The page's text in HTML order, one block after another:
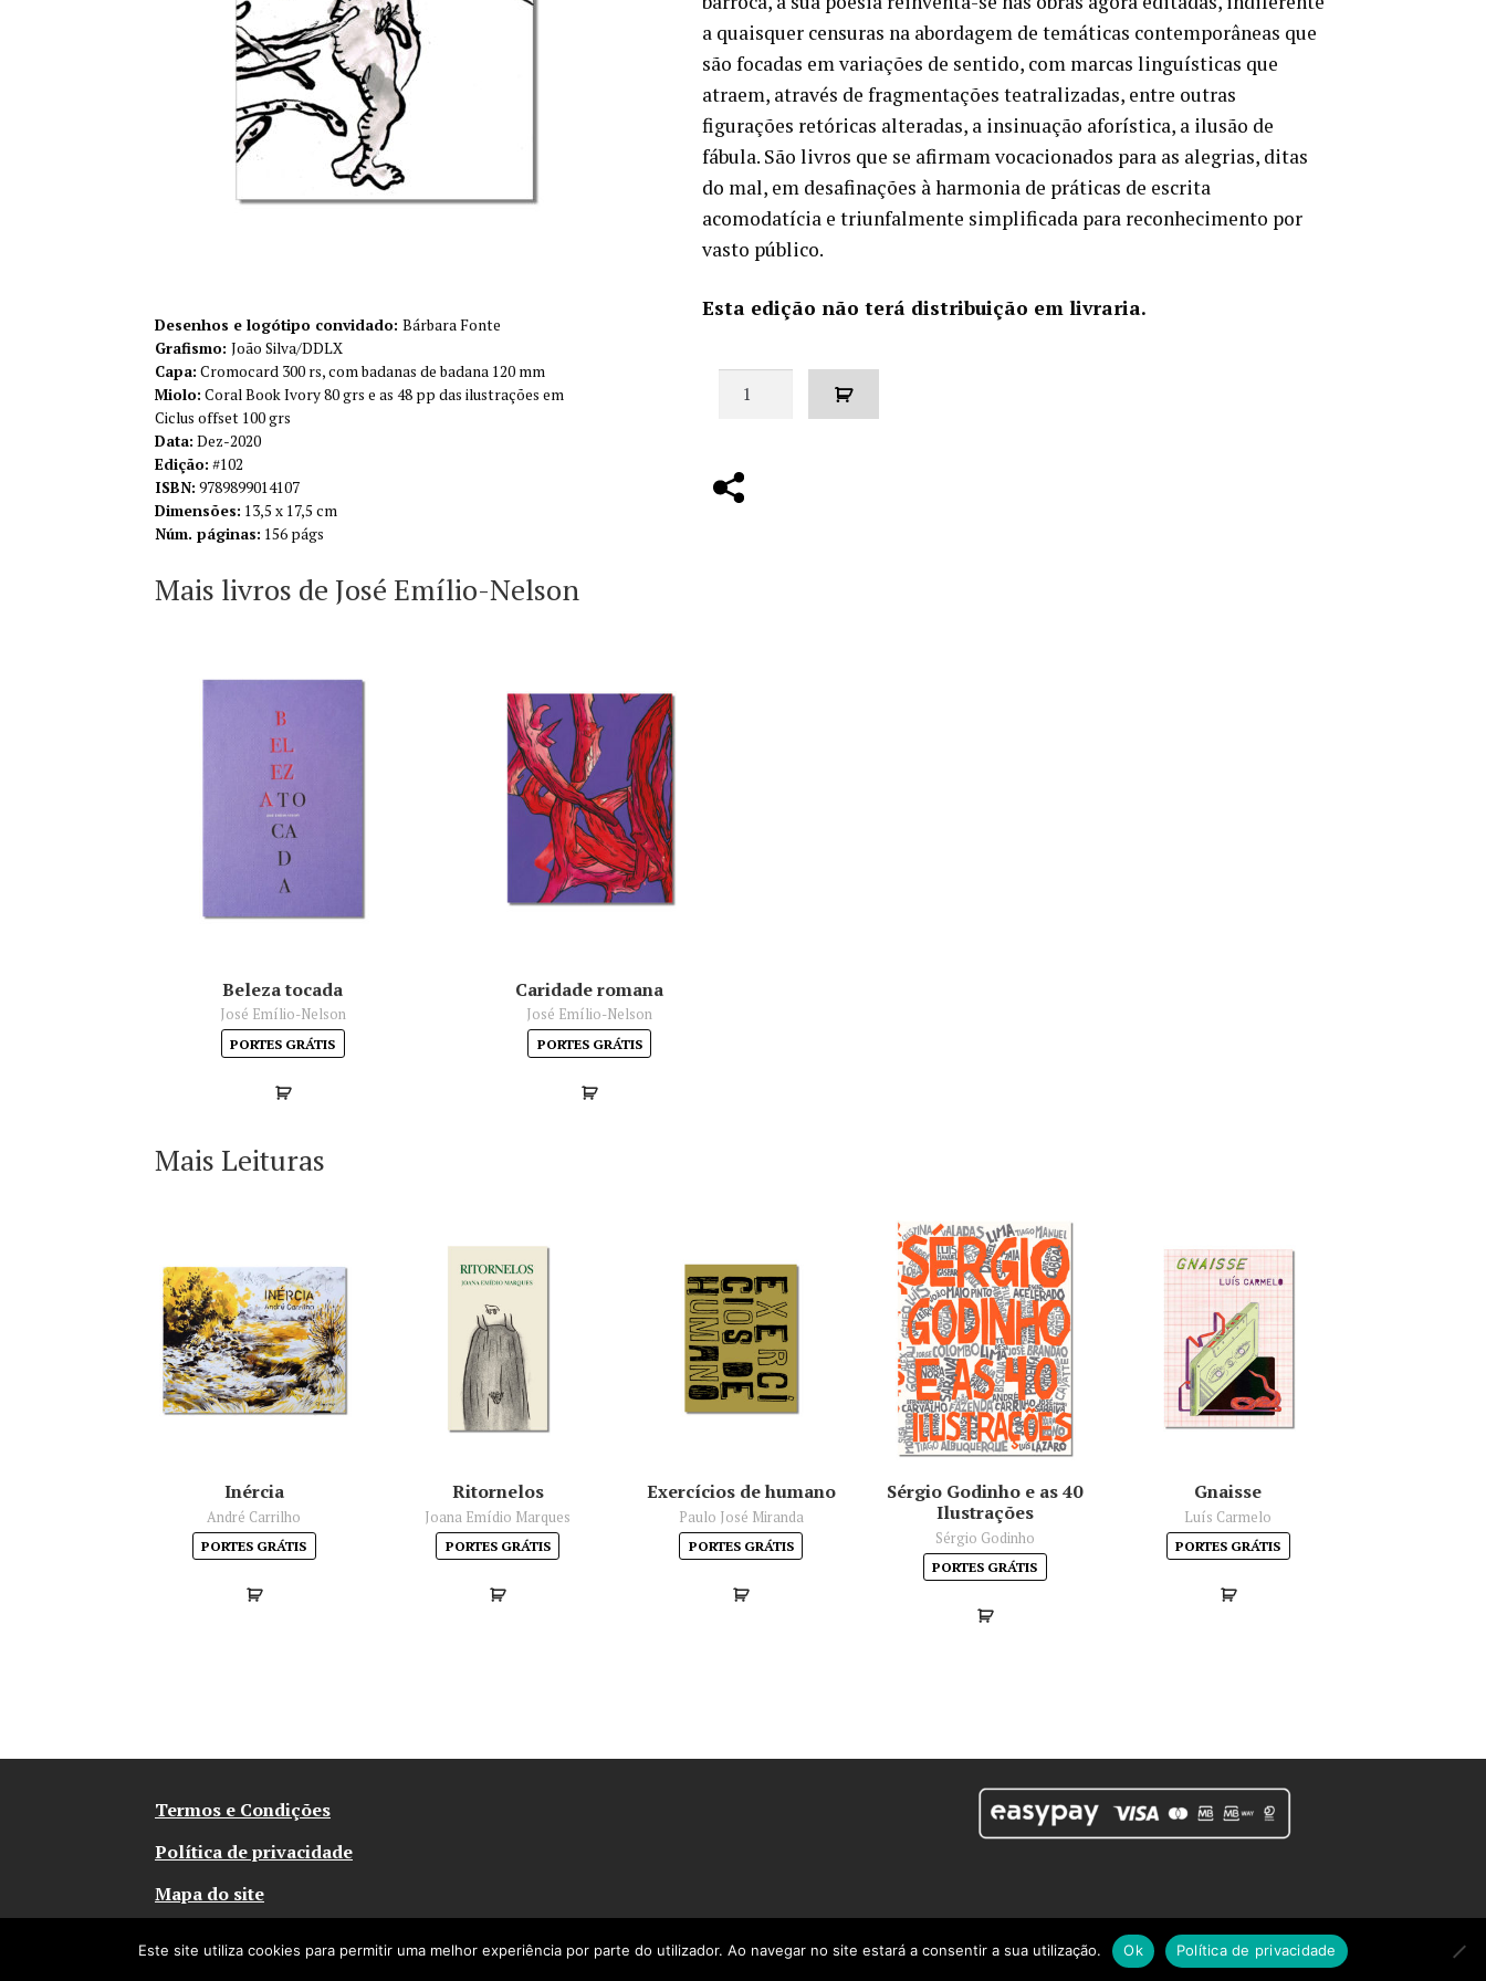
a quaisquer censuras na abordagem de temáticas contemporâneas que
são focadas em variações de sentido, com marcas linguísticas que
atraem, através de fragmentações teatralizadas, entre outras
figurações retóricas alteradas, a insinuação aforística, a ilusão de
fábula. São livros que se afirmam vocacionados para as alegrias, ditas
do mal, em desafinações à harmonia de práticas de escrita
acomodatícia e triunfalmente simplificada para reconhecimento por
vasto público.
Esta edição não terá distribuição em livraria.
Fósforo/Coração
Desenhos e logótipo convidado:Bárbara Fonte
Grafismo:João Silva/DDLX
Capa: Cromocard 300 rs, com badanas de badana 120 mm
Miolo: Coral Book Ivory 80 grs e as 48 pp das ilustrações em
Ciclus offset 100 grs
Data: Dez-2020
Edição: #102
ISBN: 9789899014107
Dimensões: 13,5 x 17,5 cm
Núm. páginas: 156 págs
Mais livros de José Emílio-Nelson
Beleza tocada
José Emílio-Nelson
PORTES GRÁTIS
Caridade romana
José Emílio-Nelson
PORTES GRÁTIS
Mais Leituras
Inércia
André Carrilho
PORTES GRÁTIS
Ritornelos
Joana Emídio Marques
PORTES GRÁTIS
Exercícios de humano
Paulo José Miranda
PORTES GRÁTIS
Sérgio Godinho e as 40
Ilustrações
Sérgio Godinho
PORTES GRÁTIS
Gnaisse
Luís Carmelo
PORTES GRÁTIS
Termos e Condições
Política de privacidade
Mapa do site
Este site utiliza cookies para permitir uma melhor experiência por parte do utilizador. Ao navegar no site estará a consentir a sua utilização. Ok Política de privacidade